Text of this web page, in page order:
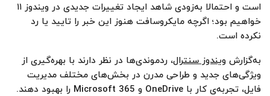
است و احتمالا به‌زودی شاهد ایجاد تغییرات جدیدی در ویندوز ۱۱
خواهیم بود؛‌ اگرچه مایکروسافت هنوز این خبر را تایید یا رد
نکرده است.
به‌گزارش ویندوز سنترال، ردموندی‌ها در نظر دارند با بهره‌گیری از
ویژگی‌های جدید و طراحی مدرن در بخش‌های مختلف مدیریت
فایل، تجربه‌ی کار با OneDrive و Microsoft 365 را بهبود دهند.